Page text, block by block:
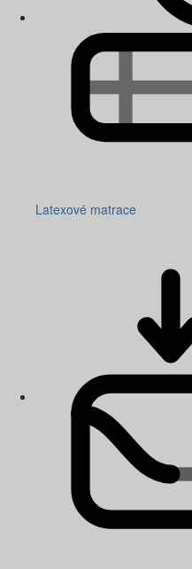
Latexové matrace